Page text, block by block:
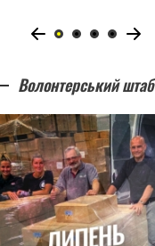
Волонтерський штаб